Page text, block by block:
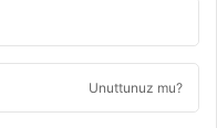
Unuttunuz mu?